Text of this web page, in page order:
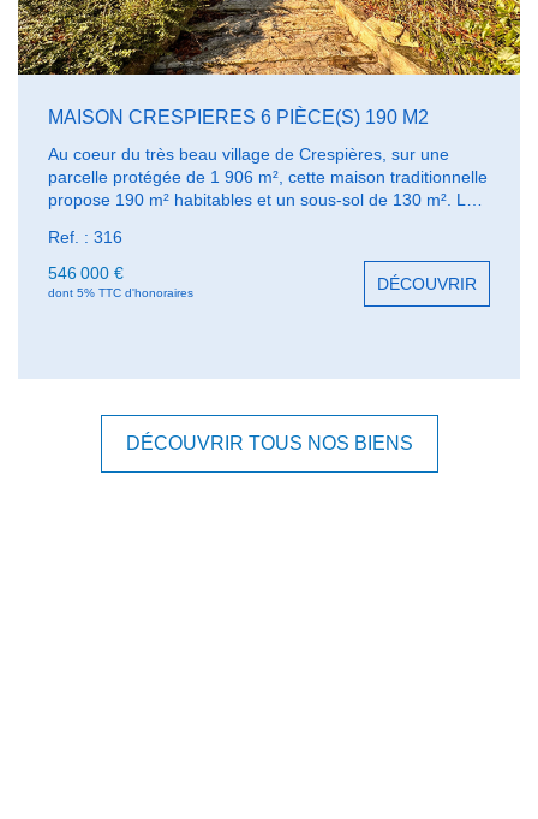
MAISON CRESPIERES 6 PIÈCE(S) 190 M2
Au coeur du très beau village de Crespières, sur une
parcelle protégée de 1 906 m², cette maison traditionnelle
propose 190 m² habitables et un sous-sol de 130 m². Le
avec une hauteur sous plafond remarquable, 2 chambres,
une salle de bains, cuisine. L'étage propose aujourd'hui
un appartement constitué d'un salon, et d'une suite
complète ; possibilité de 2 ou 3 chambres. Le grand sous-
écoles maternelles et primaires.
Ref. : 316
546 000 €
dont 5% TTC d'honoraires DÉCOUVRIR
DÉCOUVRIR TOUS NOS BIENS